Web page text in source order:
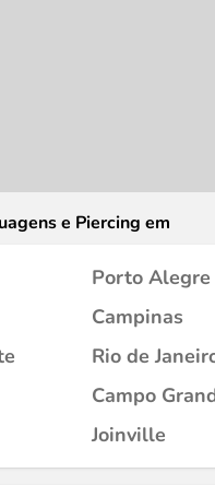
e Piercing em
Porto Alegre
Campinas
Rio de
Campo
Joinville